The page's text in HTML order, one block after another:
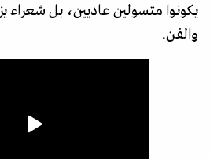
يكونوا متسولين عاديين، بل شعراء
والفن.